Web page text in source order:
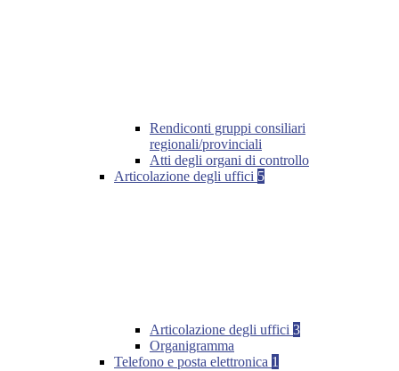
Rendiconti gruppi consiliari
regionali/provinciali
Atti degli organi di controllo
Articolazione degli uffici 5
Articolazione degli uffici 3
Organigramma
Telefono e posta elettronica 1